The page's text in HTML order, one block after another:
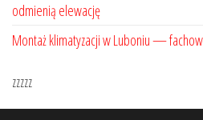
odmienią elewację
Montaż klimatyzacji w Luboniu —
zzzzz